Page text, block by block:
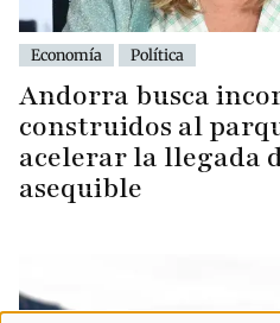
Economía Política
Andorra busca
construidos al
acelerar la llegada
asequible